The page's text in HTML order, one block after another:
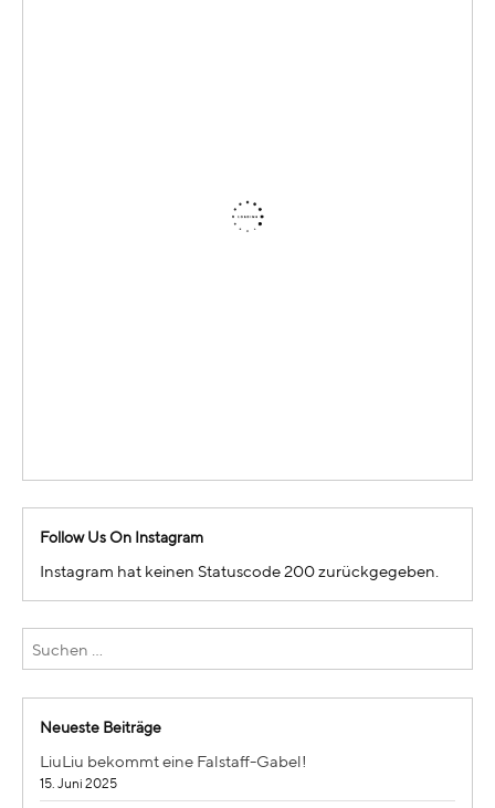
Follow Us On Instagram
Instagram hat keinen Statuscode 200 zurückgegeben.
Neueste Beiträge
LiuLiu bekommt eine Falstaff-Gabel!
15. Juni 2025